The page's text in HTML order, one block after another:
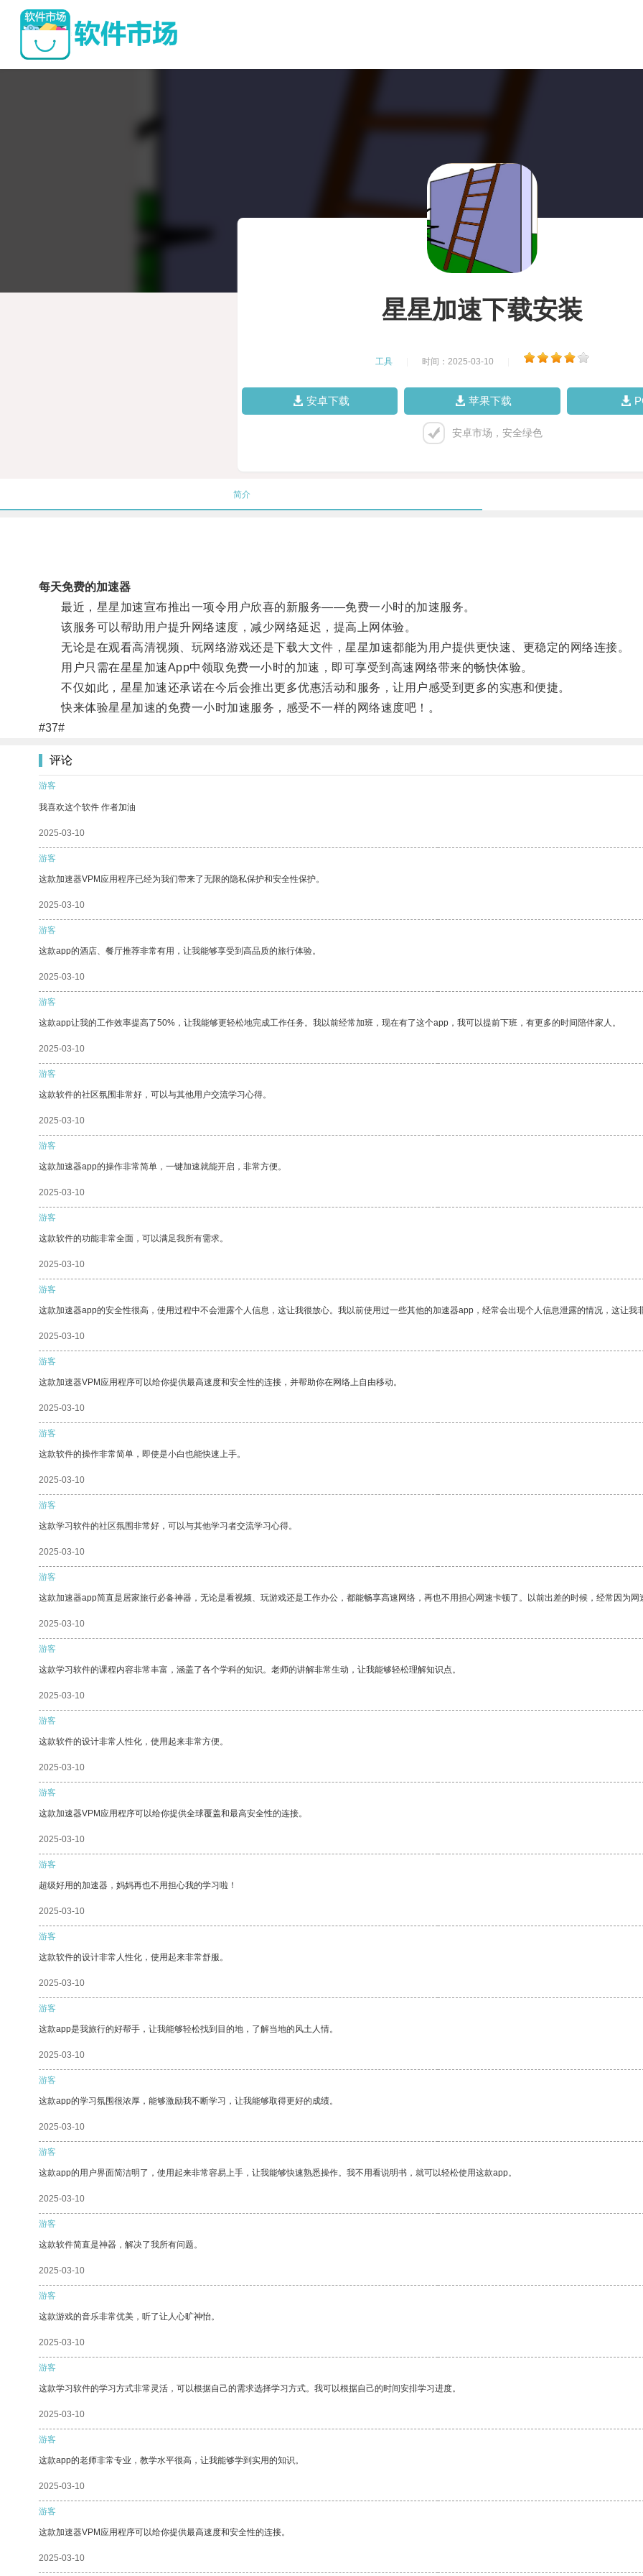
星星加速下载安装
工具 时间：2025-03-10
安卓下载 苹果下载
安卓市场，安全绿色
简介
每天免费的加速器
最近，星星加速宣布推出一项令用户欣喜的新服务——免费一小时的加速服务。
该服务可以帮助用户提升网络速度，减少网络延迟，提高上网体验。
无论是在观看高清视频、玩网络游戏还是下载大文件，星星加速都能为用户提供更快速、更稳定的网络连接。
用户只需在星星加速App中领取免费一小时的加速，即可享受到高速网络带来的畅快体验。
不仅如此，星星加速还承诺在今后会推出更多优惠活动和服务，让用户感受到更多的实惠和便捷。
快来体验星星加速的免费一小时加速服务，感受不一样的网络速度吧！。
#37#
评论
游客
我喜欢这个软件 作者加油
2025-03-10
游客
这款加速器VPM应用程序已经为我们带来了无限的隐私保护和安全性保护。
2025-03-10
游客
这款app的酒店、餐厅推荐非常有用，让我能够享受到高品质的旅行体验。
2025-03-10
游客
这款app让我的工作效率提高了50%，让我能够更轻松地完成工作任务。我以前经常加班，现在有了这个app，我可以提前下班，有更多的时间陪伴家人。
2025-03-10
游客
这款软件的社区氛围非常好，可以与其他用户交流学习心得。
2025-03-10
游客
这款加速器app的操作非常简单，一键加速就能开启，非常方便。
2025-03-10
游客
这款软件的功能非常全面，可以满足我所有需求。
2025-03-10
游客
这款加速器app的安全性很高，使用过程中不会泄露个人信息，这让我很放心。我以前使用过一些其他的加速器app，经常会出现个人信息泄露的情况，这让我
2025-03-10
游客
这款加速器VPM应用程序可以给你提供最高速度和安全性的连接，并帮助你在网络上自由移动。
2025-03-10
游客
这款软件的操作非常简单，即使是小白也能快速上手。
2025-03-10
游客
这款学习软件的社区氛围非常好，可以与其他学习者交流学习心得。
2025-03-10
游客
这款加速器app简直是居家旅行必备神器，无论是看视频、玩游戏还是工作办公，都能畅享高速网络，再也不用担心网速卡顿了。以前出差的时候，经常因为
2025-03-10
游客
这款学习软件的课程内容非常丰富，涵盖了各个学科的知识。老师的讲解非常生动，让我能够轻松理解知识点。
2025-03-10
游客
这款软件的设计非常人性化，使用起来非常方便。
2025-03-10
游客
这款加速器VPM应用程序可以给你提供全球覆盖和最高安全性的连接。
2025-03-10
游客
超级好用的加速器，妈妈再也不用担心我的学习啦！
2025-03-10
游客
这款软件的设计非常人性化，使用起来非常舒服。
2025-03-10
游客
这款app是我旅行的好帮手，让我能够轻松找到目的地，了解当地的风土人情。
2025-03-10
游客
这款app的学习氛围很浓厚，能够激励我不断学习，让我能够取得更好的成绩。
2025-03-10
游客
这款app的用户界面简洁明了，使用起来非常容易上手，让我能够快速熟悉操作。我不用看说明书，就可以轻松使用这款app。
2025-03-10
游客
这款软件简直是神器，解决了我所有问题。
2025-03-10
游客
这款游戏的音乐非常优美，听了让人心旷神怡。
2025-03-10
游客
这款学习软件的学习方式非常灵活，可以根据自己的需求选择学习方式。我可以根据自己的时间安排学习进度。
2025-03-10
游客
这款app的老师非常专业，教学水平很高，让我能够学到实用的知识。
2025-03-10
游客
这款加速器VPM应用程序可以给你提供最高速度和安全性的连接。
2025-03-10